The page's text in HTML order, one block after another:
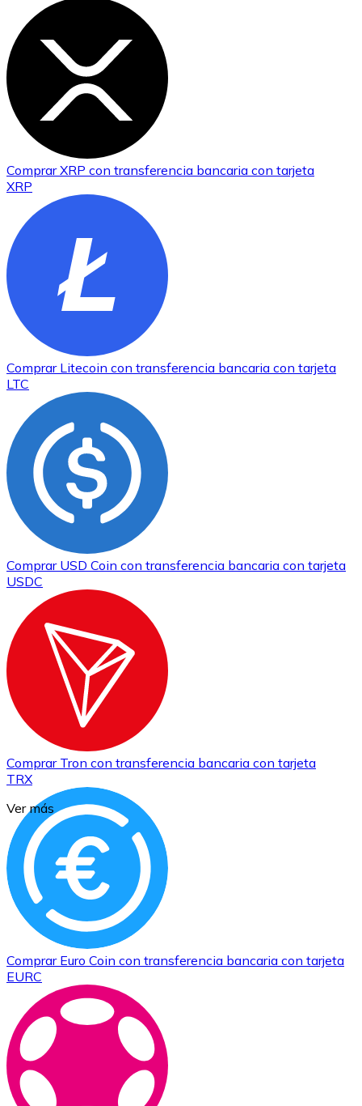
ComprarXRP con transferencia bancaria con tarjeta
XRP
Comprar Litecoin con transferencia bancaria con tarjeta
LTC
Comprar USD Coin con transferencia bancaria con tarjeta
USDC
Comprar Tron con transferencia bancaria con tarjeta
TRX
Comprar Euro Coin con transferencia bancaria con tarjeta
EURC
Ver más